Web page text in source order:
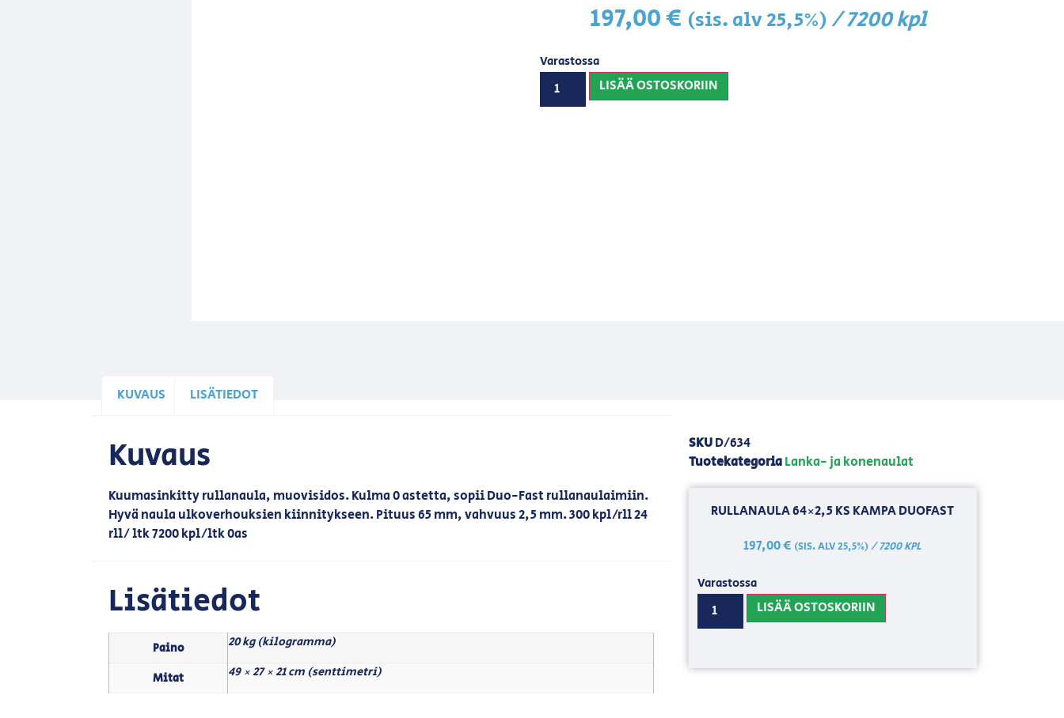
197,00€ (sis. alv 25,5%)/ 7200 kpl
Varastossa
LISÄÄ OSTOSKORIIN
KUVAUS LISÄTIEDOT
Kuvaus
Kuumasinkitty rullanaula, muovisidos. Kulma 0 astetta, sopii Duo-Fast rullanaulaimiin.
Hyvä naula ulkoverhouksien kiinnitykseen. Pituus 65 mm, vahvuus 2,5 mm. 300 kpl/rll 24
rll/ ltk 7200 kpl/ltk 0as
Lisätiedot
Paino 20 kg (kilogramma)
Mitat 49 × 27 × 21 cm (senttimetri)
SKUD/634
TuotekategoriaLanka- ja konenaulat
RULLANAULA 64×2,5 KS KAMPA DUOFAST
197,00€ (SIS. ALV 25,5%)/ 7200 KPL
Varastossa
LISÄÄ OSTOSKORIIN